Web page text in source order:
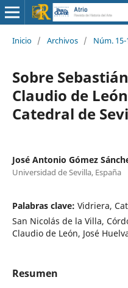
Inicio / Archivos / Núm.
Sobre
Claudio de
Catedral de
José Antonio Gómez
Universidad de Sevilla, España
Palabras clave: Vidriera,
San Nicolás de la Villa,
Claudio de León, José
Resumen